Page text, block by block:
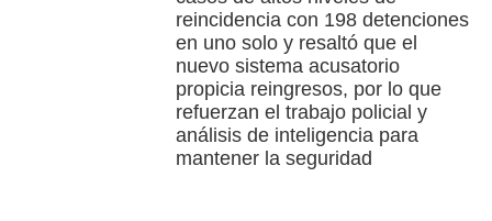
reincidencia con 198 detenciones
en uno solo y resaltó que el
nuevo sistema acusatorio
propicia reingresos, por lo que
refuerzan el trabajo policial y
análisis de inteligencia para
mantener la seguridad